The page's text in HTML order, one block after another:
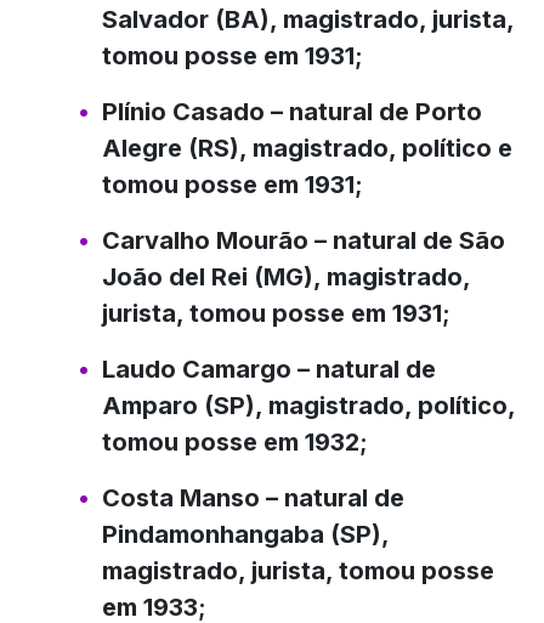
Salvador (BA), magistrado, jurista,
tomou posse em 1931;
Plínio Casado – natural de Porto
Alegre (RS), magistrado, político e
tomou posse em 1931;
Carvalho Mourão – natural de São
João del Rei (MG), magistrado,
jurista, tomou posse em 1931;
Laudo Camargo – natural de
Amparo (SP), magistrado, político,
tomou posse em 1932;
Costa Manso – natural de
Pindamonhangaba (SP),
magistrado, jurista, tomou posse
em 1933;